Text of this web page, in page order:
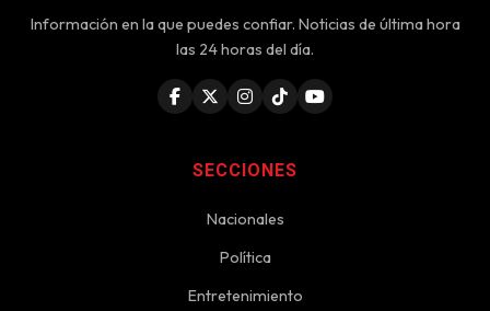
Información en la que puedes confiar. Noticias de última hora
las 24 horas del día.
SECCIONES
Nacionales
Política
Entretenimiento